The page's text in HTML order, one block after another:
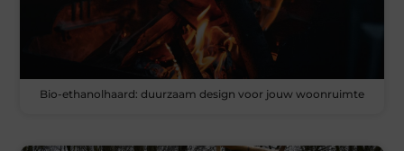
Bio-ethanolhaard: duurzaam design voor jouw woonruimte